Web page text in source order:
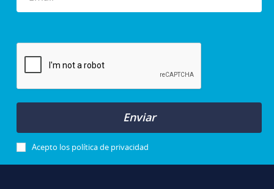
Enviar
Acepto los política de privacidad